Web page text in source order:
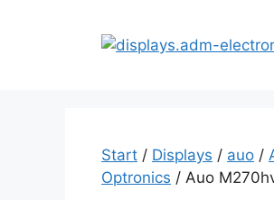
Start / Displays / auo /
Optronics / Auo